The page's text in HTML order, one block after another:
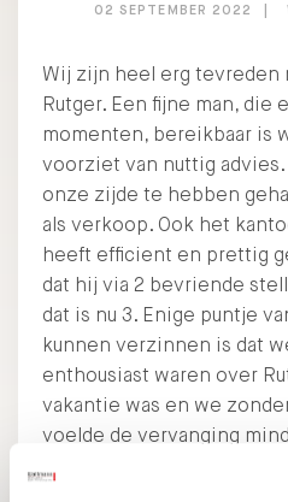
02 SEPTEMBER 2022
Wij zijn heel erg tevreden
Rutger. Een fijne man, die
momenten, bereikbaar is
voorziet van nuttig advies.
onze zijde te hebben
als verkoop. Ook het
heeft efficient en prettig
dat hij via 2 bevriende
dat is nu 3. Enige puntje
kunnen verzinnen is dat
enthousiast waren over
vakantie was en we
voelde de vervanging